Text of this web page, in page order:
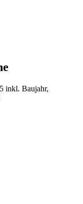
inkl. Baujahr,